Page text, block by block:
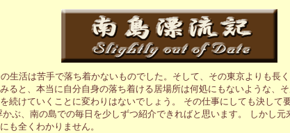
生活は苦手で落ち着かないものでした。そして、その東京よりも長
ると、本当に自分自身の落ち着ける居場所は何処にもないような、
続けていくことに変わりはないでしょう。 その仕事にしても決して
ぶ、南の島での毎日を少しずつ紹介できればと思います。 しかし
も全くわかりません。